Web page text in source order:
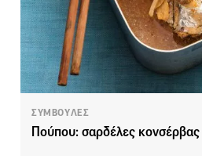
ΣΥΜΒΟΥΛΕΣ
Πούπου: σαρδέλες κονσέρβας